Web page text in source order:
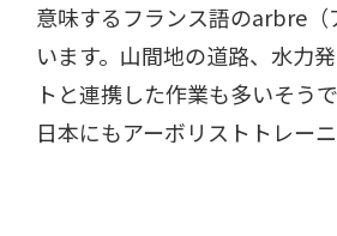
意味するフランス語のarbre（
います。山間地の道路、水力
トと連携した作業も多いそう
日本にもアーボリストトレー